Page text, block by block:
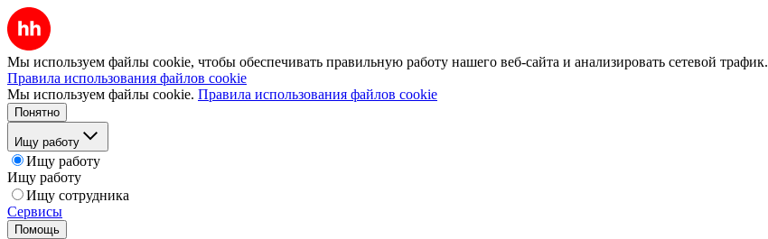
Мы используем файлы cookie, чтобы обеспечивать правильную работу нашего веб-сайта и анализировать сетевой трафик.
Правила использования файлов cookie
Мы используем файлы cookie. Правила использования файлов cookie
Понятно
Ищу работу
Ищу работу
Ищу работу
Ищу сотрудника
Сервисы
Помощь